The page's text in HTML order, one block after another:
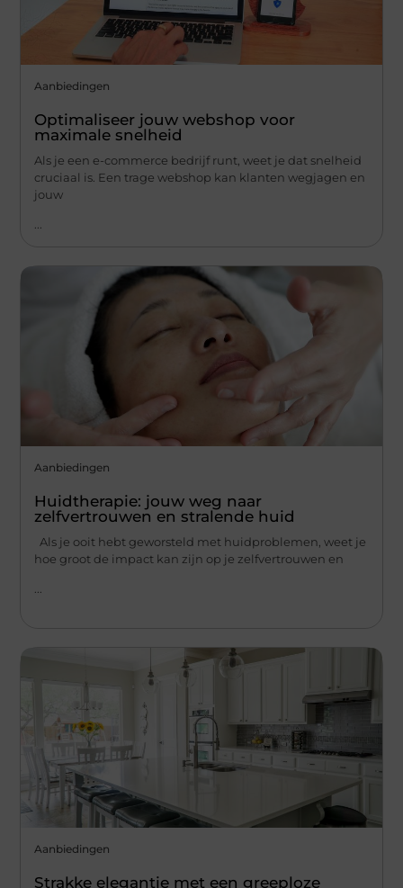
Aanbiedingen
Optimaliseer jouw webshop voor
maximale snelheid
Als je een e-commerce bedrijf runt, weet je dat snelheid
cruciaal is. Een trage webshop kan klanten wegjagen en
jouw
Aanbiedingen
Huidtherapie: jouw weg naar
zelfvertrouwen en stralende huid
Als je ooit hebt geworsteld met huidproblemen, weet je
hoe groot de impact kan zijn op je zelfvertrouwen en
...
Aanbiedingen
Strakke elegantie met een greeploze